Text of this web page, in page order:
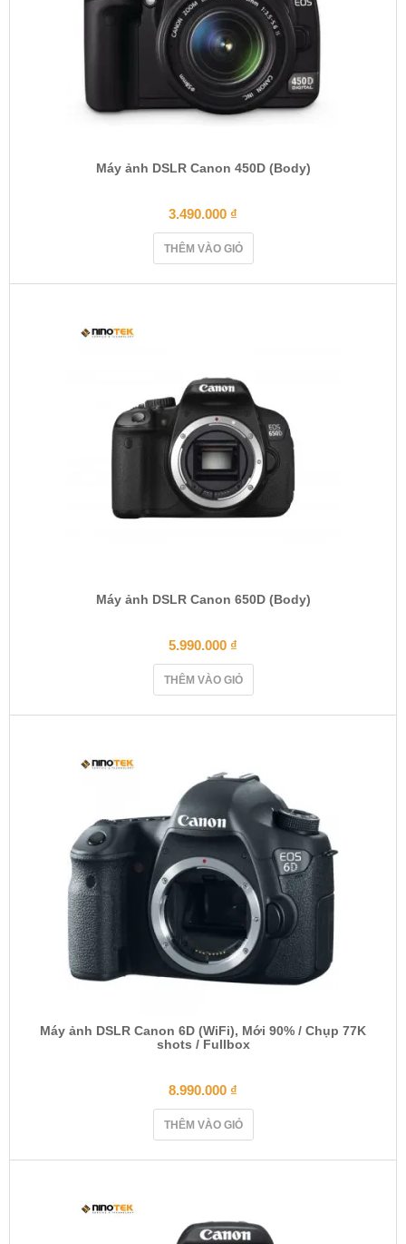
Máy ảnh DSLR Canon 450D (Body)
3.490.000 ₫
THÊM VÀO GIỎ
Máy ảnh DSLR Canon 650D (Body)
5.990.000 ₫
THÊM VÀO GIỎ
Máy ảnh DSLR Canon 6D (WiFi), Mới 90% / Chụp 77K
shots / Fullbox
8.990.000 ₫
THÊM VÀO GIỎ